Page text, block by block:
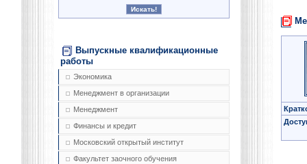
Выпускные квалификационные
работы
Экономика
Менеджмент в организации
Менеджмент
Финансы и кредит
Московский открытый институт
Факультет заочного обучения